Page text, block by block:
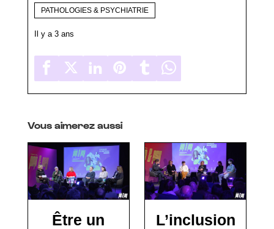
PATHOLOGIES & PSYCHIATRIE
Il y a 3 ans
Vous aimerez aussi
Être un
L’inclusion